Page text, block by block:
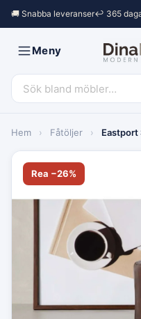
🚚 Snabba leveranser↩︎ 365
Meny
Hem › Fåtöljer › Eastport
Rea −26%